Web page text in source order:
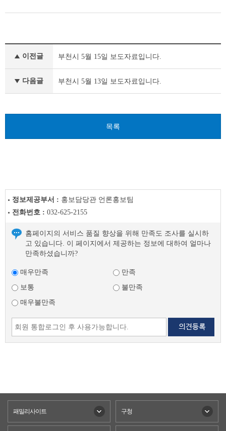
자
글
이전글 부천시 5월 15일 보도자료입니다.
다음글 부천시 5월 13일 보도자료입니다.
목록
정보제공부서 : 홍보담당관 언론홍보팀
전화번호 : 032-625-2155
홈페이지의 서비스 품질 향상을 위해 만족도 조사를 실시하
고 있습니다. 이 페이지에서 제공하는 정보에 대하여 얼마나
만족하셨습니까?
매우만족
만족
보통
불만족
매우불만족
패밀리사이트 구청